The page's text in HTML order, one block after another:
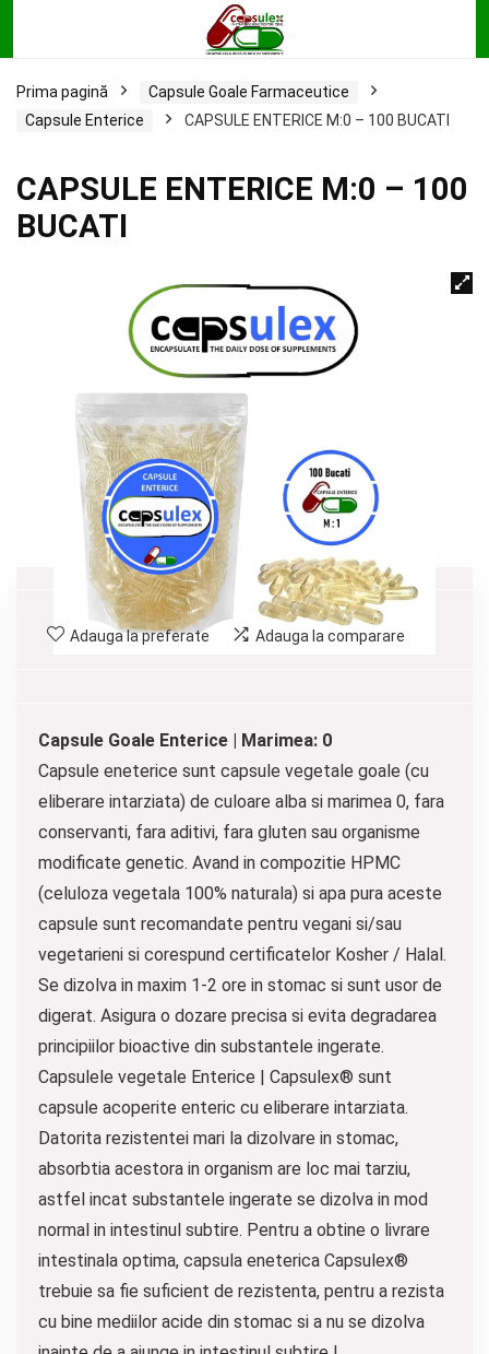
Prima pagină
Capsule Goale Farmaceutice
Capsule Enterice
CAPSULE ENTERICE M:0 – 100 BUCATI
CAPSULE ENTERICE M:0 – 100
BUCATI
Adauga la preferate Adauga la comparare
Capsule Goale Enterice | Marimea: 0
Capsule eneterice sunt capsule vegetale goale (cu
eliberare intarziata) de culoare alba si marimea 0, fara
conservanti, fara aditivi, fara gluten sau organisme
modificate genetic. Avand in compozitie HPMC
(celuloza vegetala 100% naturala) si apa pura aceste
capsule sunt recomandate pentru vegani si/sau
vegetarieni si corespund certificatelor Kosher / Halal.
Se dizolva in maxim 1-2 ore in stomac si sunt usor de
digerat. Asigura o dozare precisa si evita degradarea
principiilor bioactive din substantele ingerate.
Capsulele vegetale Enterice | Capsulex® sunt
capsule acoperite enteric cu eliberare intarziata.
Datorita rezistentei mari la dizolvare in stomac,
absorbtia acestora in organism are loc mai tarziu,
astfel incat substantele ingerate se dizolva in mod
normal in intestinul subtire. Pentru a obtine o livrare
intestinala optima, capsula eneterica Capsulex®
trebuie sa fie suficient de rezistenta, pentru a rezista
cu bine mediilor acide din stomac si a nu se dizolva